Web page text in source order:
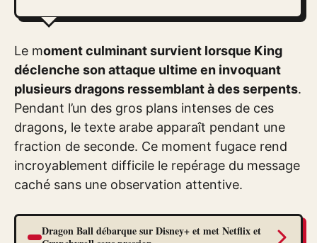
Le moment culminant survient lorsque King
déclenche son attaque ultime en invoquant
plusieurs dragons ressemblant à des serpents.
Pendant l’un des gros plans intenses de ces
dragons, le texte arabe apparaît pendant une
fraction de seconde. Ce moment fugace rend
incroyablement difficile le repérage du message
caché sans une observation attentive.
Dragon Ball débarque sur Disney+ et met Netflix et